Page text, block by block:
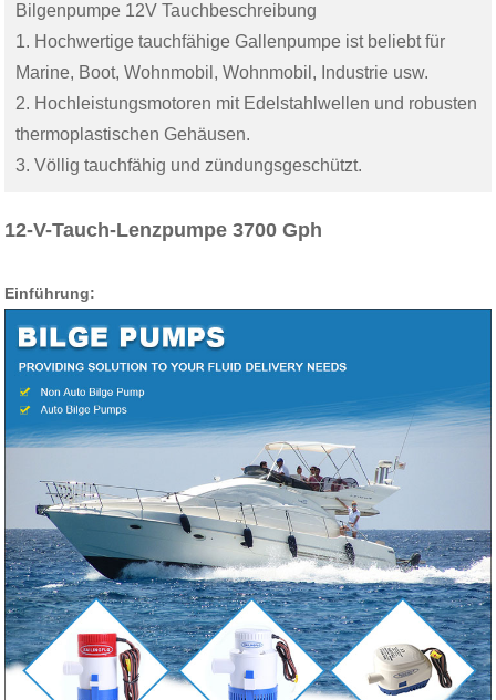
Bilgenpumpe 12V Tauchbeschreibung
1. Hochwertige tauchfähige Gallenpumpe ist beliebt für
Marine, Boot, Wohnmobil, Wohnmobil, Industrie usw.
2. Hochleistungsmotoren mit Edelstahlwellen und robusten
thermoplastischen Gehäusen.
3. Völlig tauchfähig und zündungsgeschützt.
12-V-Tauch-Lenzpumpe 3700 Gph
Einführung: